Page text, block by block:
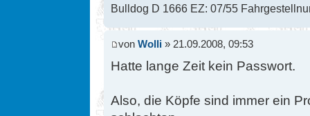
Bulldog D 1666 EZ: 07/55
von Wolli » 21.09.2008, 09:53
Hatte lange Zeit kein Passwort.
Also, die Köpfe sind immer ein